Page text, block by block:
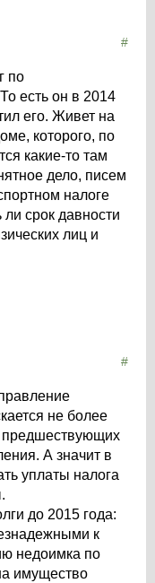
#
по
есть он в 2014
его. Живет на
которого, по
какие-то там
дело, писем
налоге
ли срок давности
лиц и
#
не более
предшествующих
А значит в
уплаты налога
до 2015 года:
к
недоимка по
имущество